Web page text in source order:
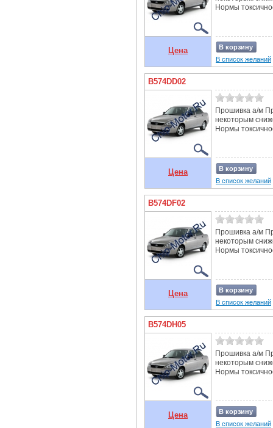
Нормы
Цена
В корзину
В список желаний
B574DD02
Прошивка а/м
некоторым
Нормы
Цена
В корзину
В список желаний
B574DF02
Прошивка а/м
некоторым
Нормы
Цена
В корзину
В список желаний
B574DH05
Прошивка а/м
некоторым
Нормы
Цена
В корзину
В список желаний